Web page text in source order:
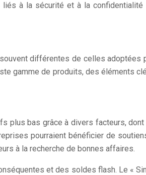
à la sécurité et à la
différentes de celles adoptées
gamme de produits, des éléments
plus bas grâce à divers facteurs,
pourraient bénéficier de
à la recherche de bonnes affaires.
et des soldes flash. Le «